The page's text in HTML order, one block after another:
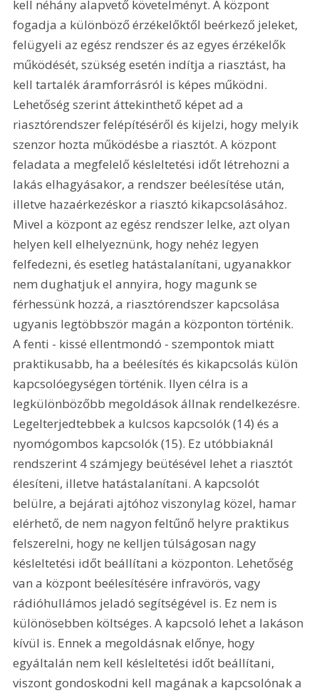
kell néhány alapvető követelményt. A központ
fogadja a különböző érzékelőktől beérkező jeleket,
felügyeli az egész rendszer és az egyes érzékelők
működését, szükség esetén indítja a riasztást, ha
kell tartalék áramforrásról is képes működni.
Lehetőség szerint áttekinthető képet ad a
riasztórendszer felépítéséről és kijelzi, hogy melyik
szenzor hozta működésbe a riasztót. A központ
feladata a megfelelő késleltetési időt létrehozni a
lakás elhagyásakor, a rendszer beélesítése után,
illetve hazaérkezéskor a riasztó kikapcsolásához.
Mivel a központ az egész rendszer lelke, azt olyan
helyen kell elhelyeznünk, hogy nehéz legyen
felfedezni, és esetleg hatástalanítani, ugyanakkor
nem dughatjuk el annyira, hogy magunk se
férhessünk hozzá, a riasztórendszer kapcsolása
ugyanis legtöbbször magán a központon történik.
A fenti - kissé ellentmondó - szempontok miatt
praktikusabb, ha a beélesítés és kikapcsolás külön
kapcsolóegységen történik. Ilyen célra is a
legkülönbözőbb megoldások állnak rendelkezésre.
Legelterjedtebbek a kulcsos kapcsolók (14) és a
nyomógombos kapcsolók (15). Ez utóbbiaknál
rendszerint 4 számjegy beütésével lehet a riasztót
élesíteni, illetve hatástalanítani. A kapcsolót
belülre, a bejárati ajtóhoz viszonylag közel, hamar
elérhető, de nem nagyon feltűnő helyre praktikus
felszerelni, hogy ne kelljen túlságosan nagy
késleltetési időt beállítani a központon. Lehetőség
van a központ beélesítésére infravörös, vagy
rádióhullámos jeladó segítségével is. Ez nem is
különösebben költséges. A kapcsoló lehet a lakáson
kívül is. Ennek a megoldásnak előnye, hogy
egyáltalán nem kell késleltetési időt beállítani,
viszont gondoskodni kell magának a kapcsolónak a